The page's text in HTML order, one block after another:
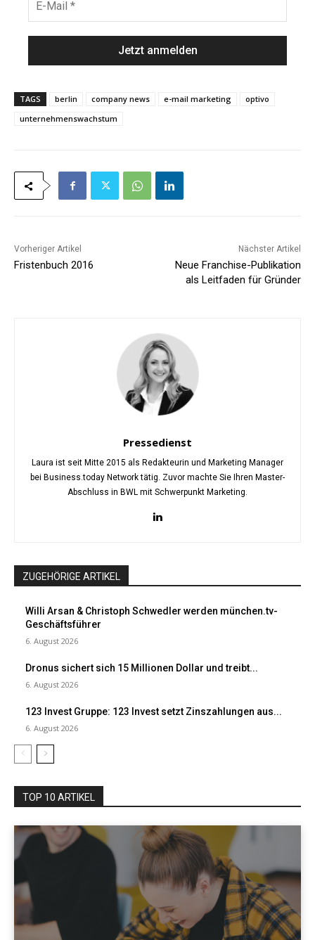
a
M
a
l
TAGS berlin company news e-mail marketing
optivo
unternehmenswachstum
Vorheriger Artikel
Fristenbuch 2016
Nächster Artikel
Neue Franchise-Publikation
als Leitfaden für Gründer
Pressedienst
Laura ist seit Mitte 2015 als Redakteurin und Marketing Manager
bei Business.today Network tätig. Zuvor machte Sie Ihren Master-
Abschluss in BWL mit Schwerpunkt Marketing.
ZUGEHÖRIGE ARTIKEL
Willi Arsan & Christoph Schwedler werden münchen.tv-
Geschäftsführer
6. August 2026
Dronus sichert sich 15 Millionen Dollar und treibt...
6. August 2026
123 Invest Gruppe: 123 Invest setzt Zinszahlungen aus...
6. August 2026
TOP 10 ARTIKEL